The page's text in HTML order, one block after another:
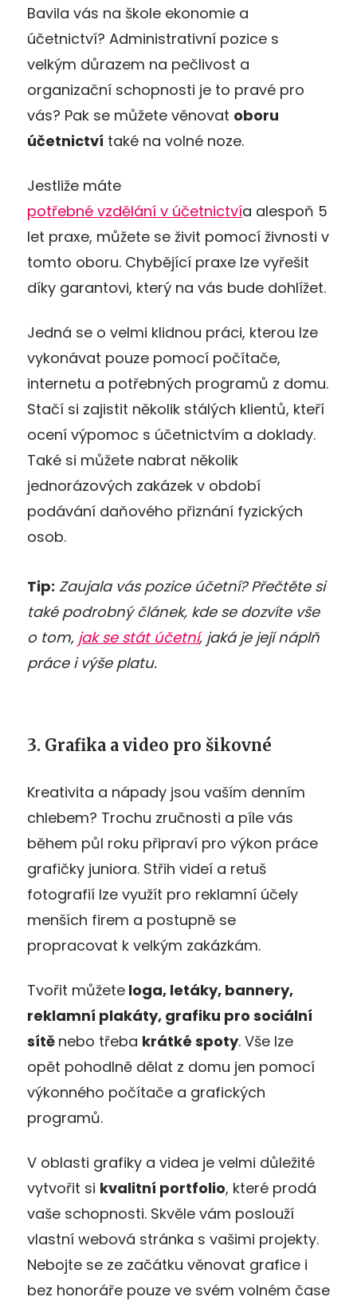
Bavila vás na škole ekonomie a
účetnictví? Administrativní pozice s
velkým důrazem na pečlivost a
organizační schopnosti je to pravé pro
vás? Pak se můžete věnovat oboru
účetnictví také na volné noze.
Jestliže máte
potřebné vzdělání v účetnictvía alespoň 5
let praxe, můžete se živit pomocí živnosti v
tomto oboru. Chybějící praxe lze vyřešit
díky garantovi, který na vás bude dohlížet.
Jedná se o velmi klidnou práci, kterou lze
vykonávat pouze pomocí počítače,
internetu a potřebných programů z domu.
Stačí si zajistit několik stálých klientů, kteří
ocení výpomoc s účetnictvím a doklady.
Také si můžete nabrat několik
jednorázových zakázek v období
podávání daňového přiznání fyzických
osob.
Tip: Zaujala vás pozice účetní? Přečtěte si
také podrobný článek, kde se dozvíte vše
o tom, jak se stát účetní, jaká je její náplň
práce i výše platu.
3. Grafika a video pro šikovné
Kreativita a nápady jsou vaším denním
chlebem? Trochu zručnosti a píle vás
během půl roku připraví pro výkon práce
grafičky juniora. Střih videí a retuš
fotografií lze využít pro reklamní účely
menších firem a postupně se
propracovat k velkým zakázkám.
Tvořit můžete loga, letáky, bannery,
reklamní plakáty, grafiku pro sociální
sítě nebo třeba krátké spoty. Vše lze
opět pohodlně dělat z domu jen pomocí
výkonného počítače a grafických
programů.
V oblasti grafiky a videa je velmi důležité
vytvořit si kvalitní portfolio, které prodá
vaše schopnosti. Skvěle vám poslouží
vlastní webová stránka s vašimi projekty.
Nebojte se ze začátku věnovat grafice i
bez honoráře pouze ve svém volném čase